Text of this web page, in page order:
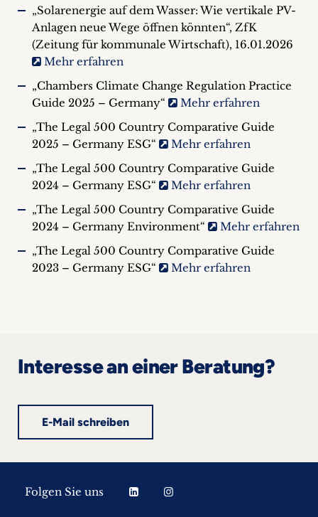
„Solarenergie auf dem Wasser: Wie vertikale PV-
Anlagen neue Wege öffnen könnten“, ZfK
(Zeitung für kommunale Wirtschaft), 16.01.2026
Mehr erfahren
„Chambers Climate Change Regulation Practice
Guide 2025 – Germany“
Mehr erfahren
„The Legal 500 Country Comparative Guide
2025 – Germany ESG“
Mehr erfahren
„The Legal 500 Country Comparative Guide
2024 – Germany ESG“
Mehr erfahren
„The Legal 500 Country Comparative Guide
2024 – Germany Environment“
Mehr erfahren
„The Legal 500 Country Comparative Guide
2023 – Germany ESG“
Mehr erfahren
Interesse an einer Beratung?
E-Mail schreiben
Folgen Sie uns